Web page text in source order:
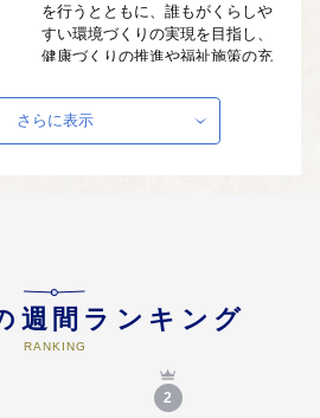
を行うとともに、誰もがくらしや
すい環境づくりの実現を目指し、
健康づくりの推進や福祉施策の充
3.グローバル社会に⽻ばたくまち
ウォーターフロントの再整備など
に活用します。
4.海と⼭を感じる美しいまちづく
り（既成市街地・ニュータウンの
さらに表示
週間ランキング
RANKING
2